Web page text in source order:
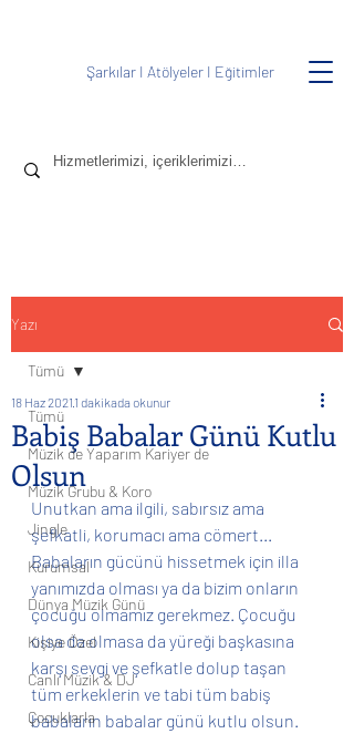
Şarkılar I Atölyeler I Eğitimler
Yazı
Tümü
Müzik de Yaparım Kariyer de
Müzik Grubu & Koro
Jingle
Kurumsal
Dünya Müzik Günü
Kişiye Özel
Canlı Müzik & DJ
Çocuklarla
Tümü
Babiş Babalar Günü Kutlu
Olsun
18 Haz 2021 1 dakikada okunur
Unutkan ama ilgili, sabırsız ama
şefkatli, korumacı ama cömert...
Babaların gücünü hissetmek için illa
yanımızda olması ya da bizim onların
çocuğu olmamız gerekmez. Çocuğu
olsa da olmasa da yüreği başkasına
karşı sevgi ve şefkatle dolup taşan
tüm erkeklerin ve tabi tüm babiş
babaların babalar günü kutlu olsun.